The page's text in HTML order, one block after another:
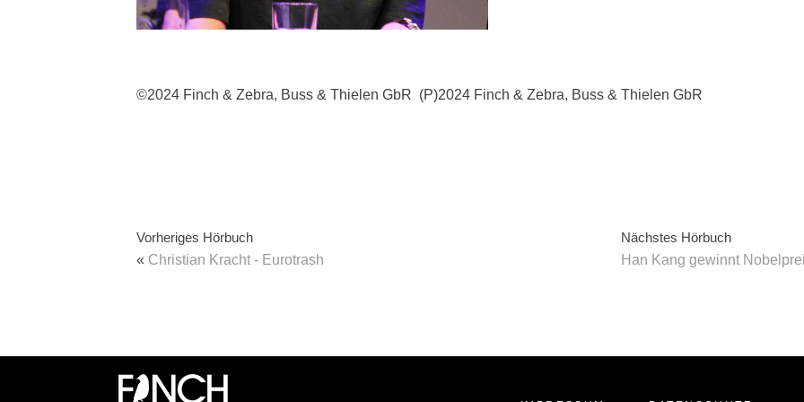
©2024 Finch & Zebra, Buss & Thielen GbR (P)2024 Finch & Zebra, Buss & Thielen GbR
Vorheriges Hörbuch
« Christian Kracht - Eurotrash
Nächstes Hörbuch
Han Kang gewinnt